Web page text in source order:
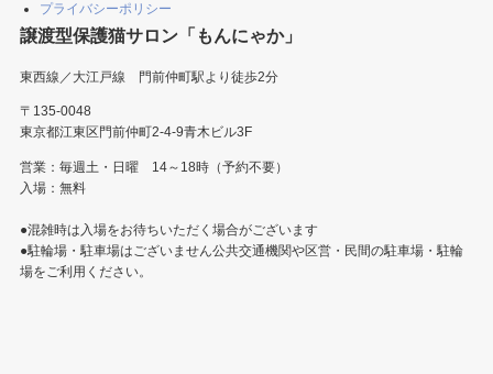
プライバシーポリシー
譲渡型保護猫サロン「もんにゃか」
東西線／大江戸線 門前仲町駅より徒歩2分
〒135-0048
東京都江東区門前仲町2-4-9青木ビル3F
営業：毎週土・日曜 14～18時（予約不要）
入場：無料
●混雑時は入場をお待ちいただく場合がございます
●駐輪場・駐車場はございません公共交通機関や区営・民間の駐車場・駐輪
場をご利用ください。